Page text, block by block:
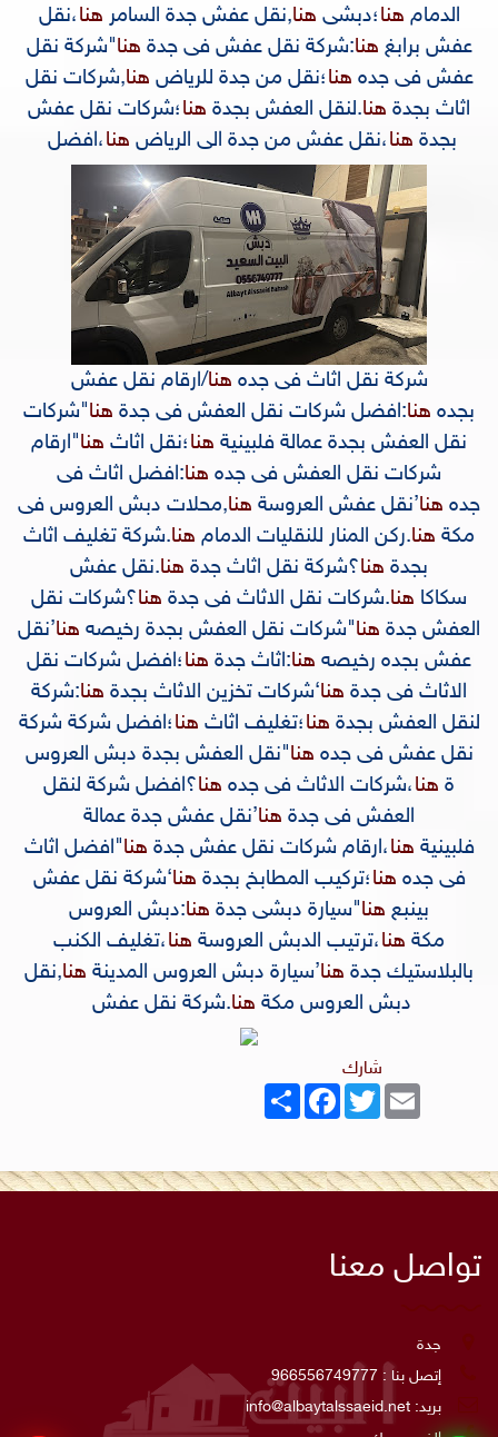
الدمام هنا؛دبشى هنا,نقل عفش جدة السامر هنا،نقل
عفش برابغ هنا:شركة نقل عفش فى جدة هنا"شركة نقل
عفش فى جده هنا؛نقل من جدة للرياض هنا,شركات نقل
اثاث بجدة هنا.لنقل العفش بجدة هنا؛شركات نقل عفش
بجدة هنا،نقل عفش من جدة الى الرياض هنا،افضل
شركة نقل اثاث فى جده هنا/ارقام نقل عفش
بجده هنا:افضل شركات نقل العفش فى جدة هنا"شركات
نقل العفش بجدة عمالة فلبينية هنا؛نقل اثاث هنا"ارقام
شركات نقل العفش فى جده هنا:افضل اثاث فى
جده هنا’نقل عفش العروسة هنا,محلات دبش العروس فى
مكة هنا.ركن المنار للنقليات الدمام هنا.شركة تغليف اثاث
بجدة هنا؟شركة نقل اثاث جدة هنا.نقل عفش
سكاكا هنا.شركات نقل الاثاث فى جدة هنا؟شركات نقل
العفش جدة هنا"شركات نقل العفش بجدة رخيصه هنا’نقل
عفش بجده رخيصه هنا:اثاث جدة هنا؛افضل شركات نقل
الاثاث فى جدة هنا‘شركات تخزين الاثاث بجدة هنا:شركة
لنقل العفش بجدة هنا؛تغليف اثاث هنا؛افضل شركة شركة
نقل عفش فى جده هنا"نقل العفش بجدة دبش العروس
ة هنا،شركات الاثاث فى جده هنا؟افضل شركة لنقل
العفش فى جدة هنا’نقل عفش جدة عمالة
فلبينية هنا،ارقام شركات نقل عفش جدة هنا"افضل اثاث
فى جده هنا؛تركيب المطابخ بجدة هنا‘شركة نقل عفش
بينبع هنا"سيارة دبشى جدة هنا:دبش العروس
مكة هنا،ترتيب الدبش العروسة هنا،تغليف الكنب
بالبلاستيك جدة هنا’سيارة دبش العروس المدينة هنا,نقل
دبش العروس مكة هنا.شركة نقل عفش
شارك
Share
FacebookTwitterEmail
تواصل معنا
جدة
إتصل بنا : 966556749777
بريد: info@albaytalssaeid.net